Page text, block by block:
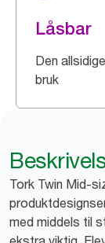
Låsbar
Den
bruk
Tork Twin Mid-
med middels til